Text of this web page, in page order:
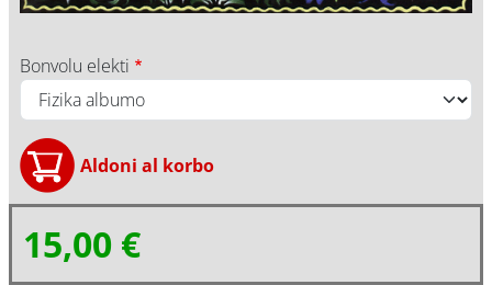
Bonvolu elekti
15,00 €